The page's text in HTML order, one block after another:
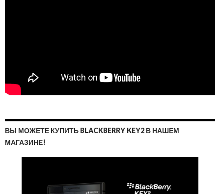
ВЫ МОЖЕТЕ КУПИТЬ BLACKBERRY KEY2 В НАШЕМ
МАГАЗИНЕ!